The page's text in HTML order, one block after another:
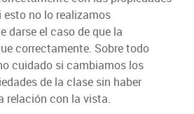
esto no lo realizamos
darse el caso de que la
correctamente. Sobre todo
cuidado si cambiamos los
de la clase sin haber
relación con la vista.